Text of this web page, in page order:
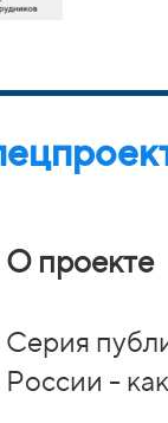
О проекте
Серия
России -